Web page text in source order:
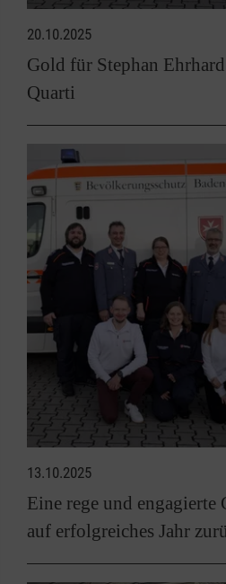
20.10.2025
Gold für Stephan
Quarti
13.10.2025
Eine rege und
auf erfolgreiches Jahr